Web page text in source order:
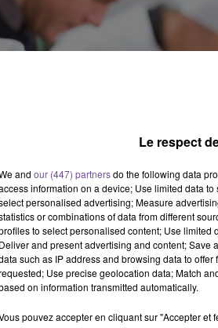
Le respect
and our (447) partnersdo the following data
information on a device; Use limited data
personalised advertising; Measure
or combinations of data from different
to select personalised content; Use limited
Deliver and present advertising and content;
such as IP address and browsing data to
Use precise geolocation data; Match
on information transmitted automatically.
pouvez accepter en cliquant sur "Accepter